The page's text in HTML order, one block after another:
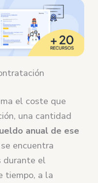
el coste que
una cantidad
anual de ese
encuentra
durante el
tiempo, a la